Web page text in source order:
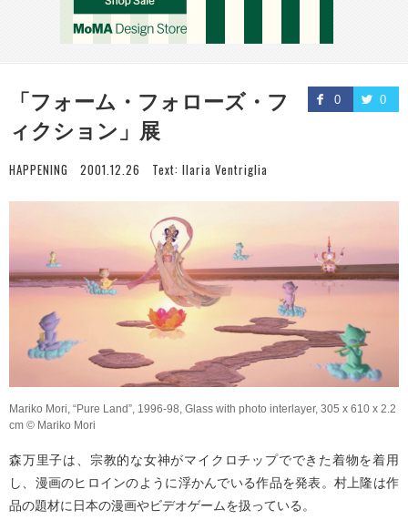
0 0
「フォーム・フォローズ・フ
ィクション」展
HAPPENING 2001.12.26 Text: Ilaria Ventriglia
Mariko Mori, “Pure Land”, 1996-98, Glass with photo interlayer, 305 x 610 x 2.2
cm © Mariko Mori
森万里子は、宗教的な女神がマイクロチップでできた着物を着用
し、漫画のヒロインのように浮かんでいる作品を発表。村上隆は作
品の題材に日本の漫画やビデオゲームを扱っている。